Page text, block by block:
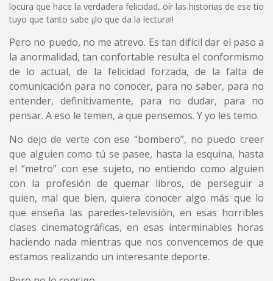
locura que hace la verdadera felicidad, oír las historias de ese tío
tuyo que tanto sabe ¡¡lo que da la lectura!!
Pero no puedo, no me atrevo. Es tan difícil dar el paso a
la anormalidad, tan confortable resulta el conformismo
de lo actual, de la felicidad forzada, de la falta de
comunicación para no conocer, para no saber, para no
entender, definitivamente, para no dudar, para no
pensar. A eso le temen, a que pensemos. Y yo les temo.
No dejo de verte con ese “bombero”, no puedo creer
que alguien como tú se pasee, hasta la esquina, hasta
el “metro” con ese sujeto, no entiendo como alguien
con la profesión de quemar libros, de perseguir a
quien, mal que bien, quiera conocer algo más que lo
que enseña las paredes-televisión, en esas horribles
clases cinematográficas, en esas interminables horas
haciendo nada mientras que nos convencemos de que
estamos realizando un interesante deporte.